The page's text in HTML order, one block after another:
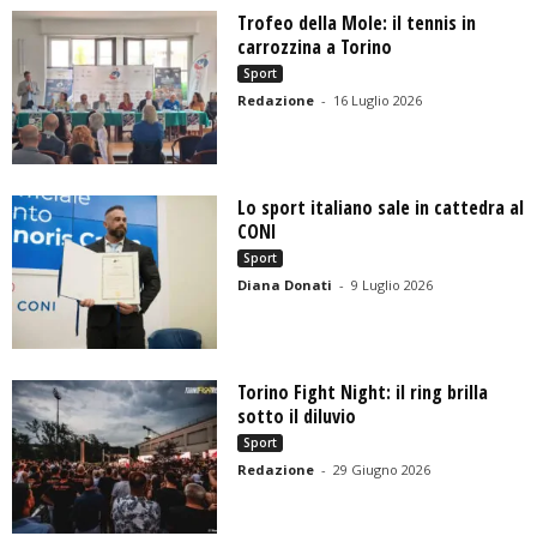
Trofeo della Mole: il tennis in
carrozzina a Torino
Sport
Redazione - 16 Luglio 2026
Lo sport italiano sale in cattedra al
CONI
Sport
Diana Donati - 9 Luglio 2026
Torino Fight Night: il ring brilla
sotto il diluvio
Sport
Redazione - 29 Giugno 2026